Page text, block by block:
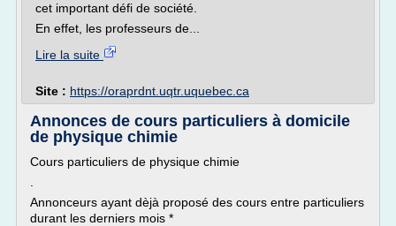
cet important défi de société.
En effet, les professeurs de...
Lire la suite
Site : https://oraprdnt.uqtr.uquebec.ca
Annonces de cours particuliers à domicile
de physique chimie
Cours particuliers de physique chimie
Annonceurs ayant dèjà proposé des cours entre particuliers
durant les derniers mois *